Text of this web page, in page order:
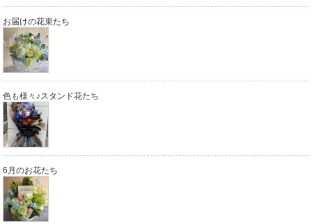
お届けの花束たち
色も様々♪スタンド花たち
6月のお花たち